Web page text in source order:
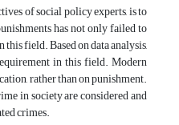
of social policy experts, is to
has not only failed to
field. Based on data analysis,
in this field. Modern
rather than on punishment.
in society are considered and
crimes.